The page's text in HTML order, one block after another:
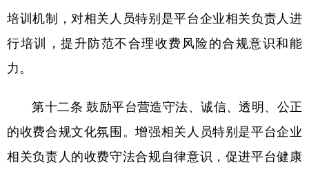
培训机制，对相关人员特别是平台企业相关负责人进
行培训，提升防范不合理收费风险的合规意识和能
力。
第十二条 鼓励平台营造守法、诚信、透明、公正
的收费合规文化氛围。增强相关人员特别是平台企业
相关负责人的收费守法合规自律意识，促进平台健康